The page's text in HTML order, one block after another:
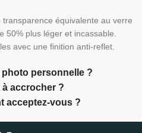
équivalente au verre
50% plus léger et incassable.
avec une finition anti-reflet.
personnelle ?
à accrocher ?
acceptez-vous ?